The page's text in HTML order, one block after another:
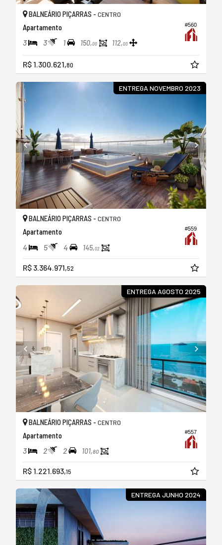
#560
BALNEÁRIO PIÇARRAS - CENTRO
Apartamento
3 3 1 150,00 112,00
R$ 1.300.621,80
ENTREGA NOVEMBRO 2023
#559
BALNEÁRIO PIÇARRAS - CENTRO
Apartamento
4 5 4 145,02
R$ 3.364.971,52
ENTREGA AGOSTO 2025
#557
BALNEÁRIO PIÇARRAS - CENTRO
Apartamento
3 2 2 101,80
R$ 1.221.693,15
ENTREGA JUNHO 2024